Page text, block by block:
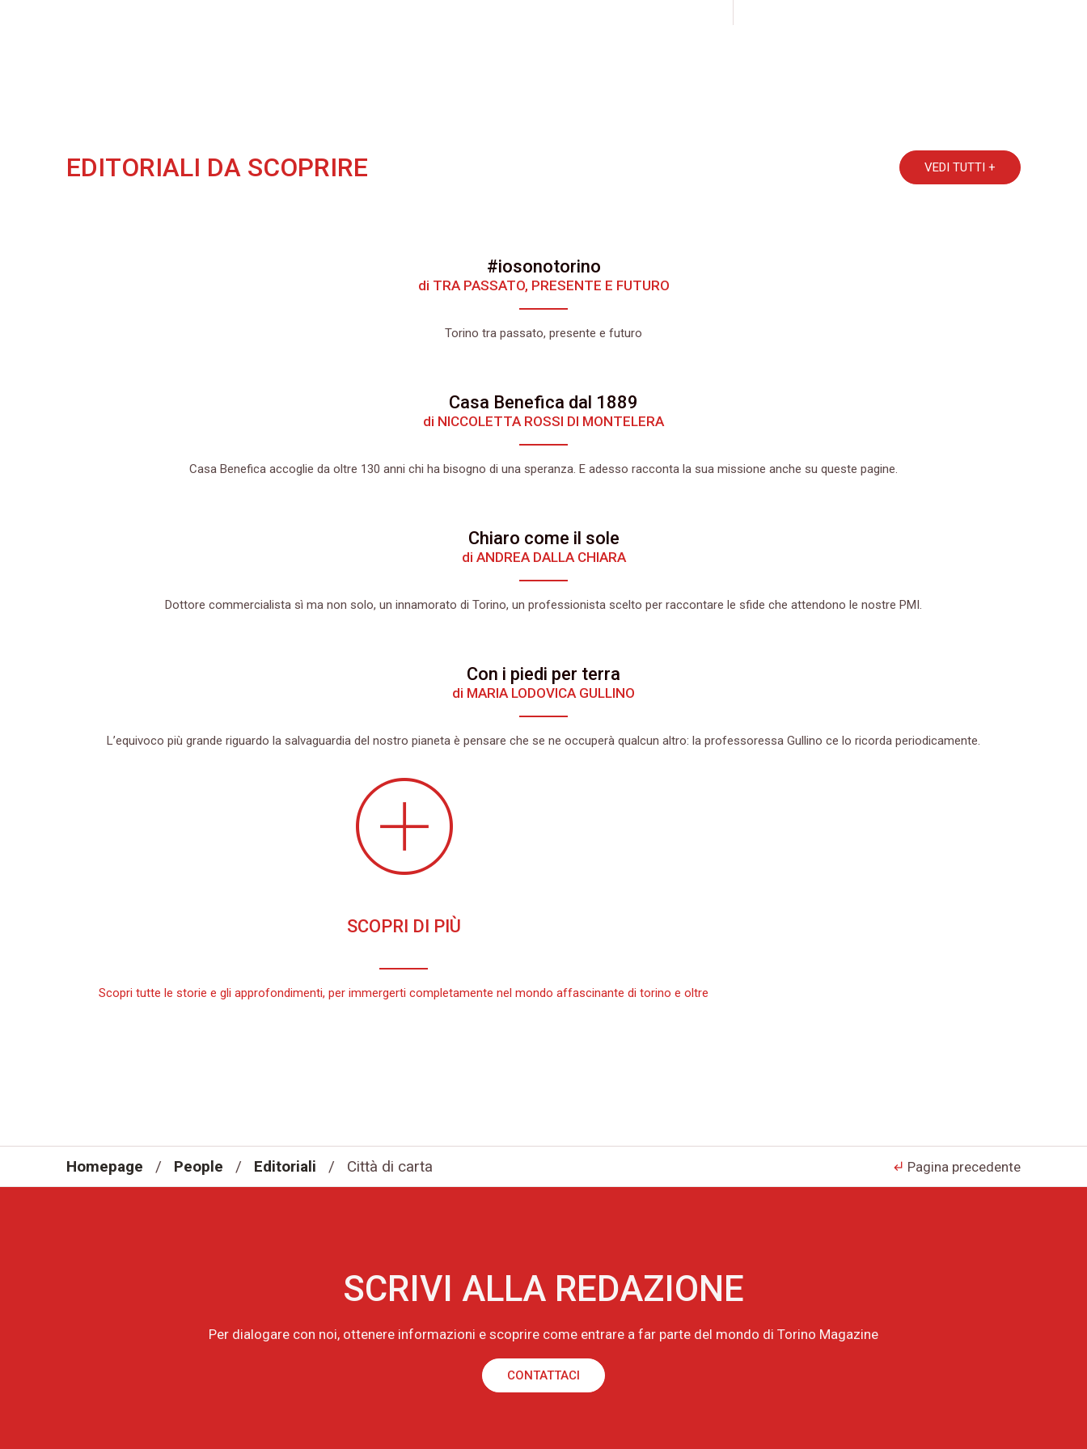
EDITORIALI DA SCOPRIRE VEDI TUTTI +
#iosonotorino
di TRA PASSATO, PRESENTE E FUTURO
Torino tra passato, presente e futuro
Casa Benefica dal 1889
di NICCOLETTA ROSSI DI MONTELERA
Casa Benefica accoglie da oltre 130 anni chi ha bisogno di una speranza. E adesso racconta la sua missione anche su queste pagine.
Chiaro come il sole
di ANDREA DALLA CHIARA
Dottore commercialista sì ma non solo, un innamorato di Torino, un professionista scelto per raccontare le sfide che attendono le nostre PMI.
Con i piedi per terra
di MARIA LODOVICA GULLINO
L’equivoco più grande riguardo la salvaguardia del nostro pianeta è pensare che se ne occuperà qualcun altro: la professoressa Gullino ce lo ricorda periodicamente.
add_circle
SCOPRI DI PIÙ
Scopri tutte le storie e gli approfondimenti, per immergerti completamente nel mondo affascinante di torino e oltre
Homepage / People / Editoriali / Città di carta subdirectory_arrow_left Pagina precedente
SCRIVI ALLA REDAZIONE
Per dialogare con noi, ottenere informazioni e scoprire come entrare a far parte del mondo di Torino Magazine
CONTATTACI